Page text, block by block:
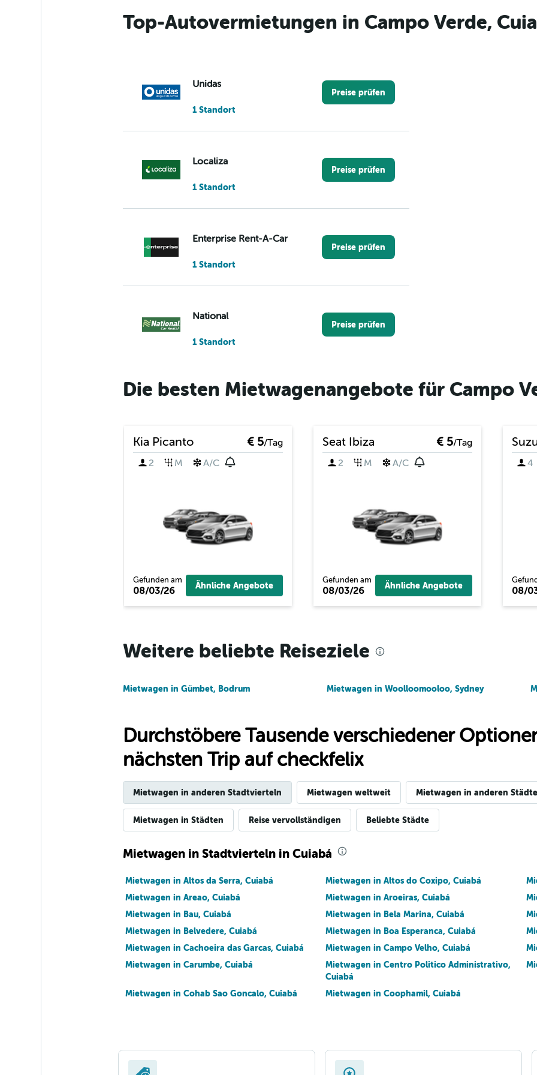
Top-Autovermietungen in Campo Verde,
Unidas
1 Standort
Preise prüfen
Localiza
1 Standort
Preise prüfen
Enterprise Rent-A-Car
1 Standort
Preise prüfen
National
1 Standort
Preise prüfen
Alamo
Preise prüfen
Rede Brasil Rent a Car
Hertz
1 Standort
2 Standorte
Die besten Mietwagenangebote für Campo
Kia Picanto € 5/Tag
2
M A/C
Gefunden am
08/03/26 Ähnliche Angebote
Seat Ibiza € 5/Tag
2
M A/C
Gefunden am
08/03/26 Ähnliche Angebote
4
08/
Weitere beliebte Reiseziele
Mietwagen in Gümbet, Bodrum Mietwagen in Woolloomooloo, Sydney
Durchstöbere Tausende verschiedener
nächsten Trip auf checkfelix
Mietwagen in anderen Stadtvierteln Mietwagen weltweit Mietwagen in anderen
Mietwagen in Städten Reise vervollständigen Beliebte Städte
Mietwagen in Stadtvierteln in Cuiabá
Mietwagen in Altos da Serra, Cuiabá Mietwagen in Altos do Coxipo, Cuiabá
Mietwagen in Areao, Cuiabá
Mietwagen in Aroeiras, Cuiabá
Mietwagen in Bau, Cuiabá
Mietwagen in Bela Marina, Cuiabá
Mietwagen in Belvedere, Cuiabá
Mietwagen in Boa Esperanca, Cuiabá
Mietwagen in Cachoeira das Garcas, Cuiabá
Mietwagen in Campo Velho, Cuiabá
Mietwagen in Carumbe, Cuiabá
Mietwagen in Centro Politico Administrativo,
Cuiabá
Mietwagen in Cohab Sao Goncalo, Cuiabá Mietwagen in Coophamil, Cuiabá